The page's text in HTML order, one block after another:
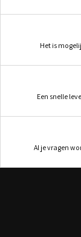
Het is
Een snelle
Al je vragen